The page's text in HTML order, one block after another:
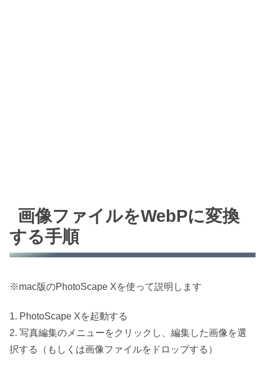
画像ファイルをWebPに変換
する手順
※mac版のPhotoScape Xを使って説明します
1. PhotoScape Xを起動する
2. 写真編集のメニューをクリックし、編集した画像を選
択する（もしくは画像ファイルをドロップする）